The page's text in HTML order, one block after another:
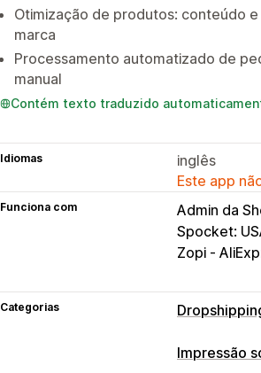
Otimização de produtos: conteúdo
marca
Processamento automatizado de
manual
Contém texto traduzido
Idiomas
inglês
Este app
Funciona com Admin da
Spocket:
Zopi ‑
Categorias
Produtos
Impressão